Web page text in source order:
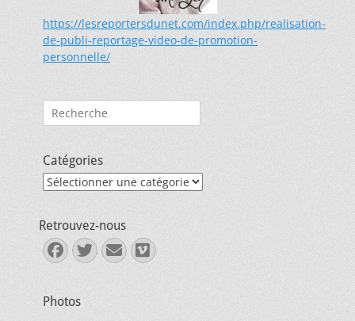
https://lesreportersdunet.com/index.php/realisation-
de-publi-reportage-video-de-promotion-
personnelle/
Rechercher :
Catégories
Catégories
Retrouvez-nous
Facebook
Twitter
E-
mail
Vimeo
Photos